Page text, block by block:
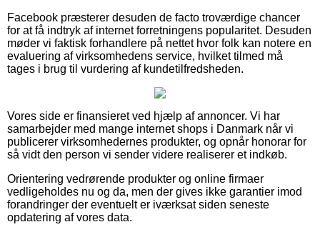
Facebook præsterer desuden de facto troværdige chancer
for at få indtryk af internet forretningens popularitet. Desuden
møder vi faktisk forhandlere på nettet hvor folk kan notere en
evaluering af virksomhedens service, hvilket tilmed må
tages i brug til vurdering af kundetilfredsheden.
Vores side er finansieret ved hjælp af annoncer. Vi har
samarbejder med mange internet shops i Danmark når vi
publicerer virksomhedernes produkter, og opnår honorar for
så vidt den person vi sender videre realiserer et indkøb.
Orientering vedrørende produkter og online firmaer
vedligeholdes nu og da, men der gives ikke garantier imod
forandringer der eventuelt er iværksat siden seneste
opdatering af vores data.